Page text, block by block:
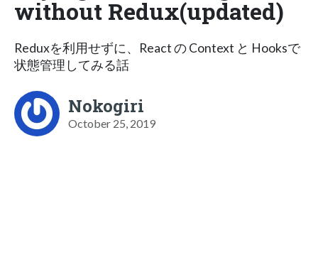
without Redux(updated)
Reduxを利用せずに、React の Context と Hooksで
状態管理してみる話
Nokogiri
October 25, 2019